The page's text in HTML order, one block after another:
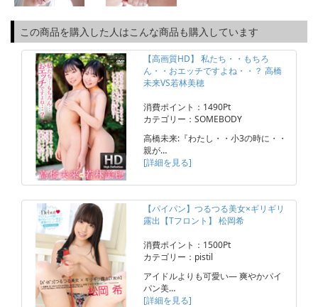
この商品を購入した人はこんな商品も購入しています
【高画質HD】 私たち・・もちろ
ん・・おエッチですよね・・？ 高橋
未来VS若林美穂
消費ポイント：1490Pt
カテゴリー：SOMEBODY
高橋未来:『わたし・・小3の時に・・
親が…
[詳細を見る]
【パイパン】つるつる美女×ギリギリ
露出【Tフロント】 松岡希
消費ポイント：1500Pt
カテゴリー：pistil
アイドルよりも可愛い― 爽やかパイ
パン美…
[詳細を見る]